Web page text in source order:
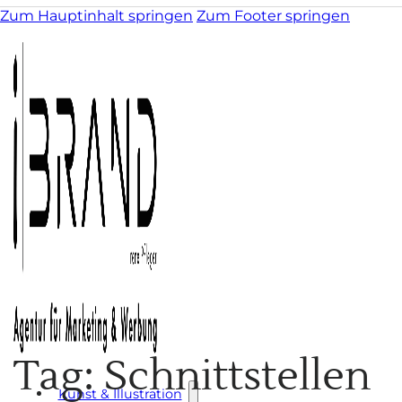
Zum Hauptinhalt springen Zum Footer springen
Kunst & Illustration
Tag: Schnittstellen